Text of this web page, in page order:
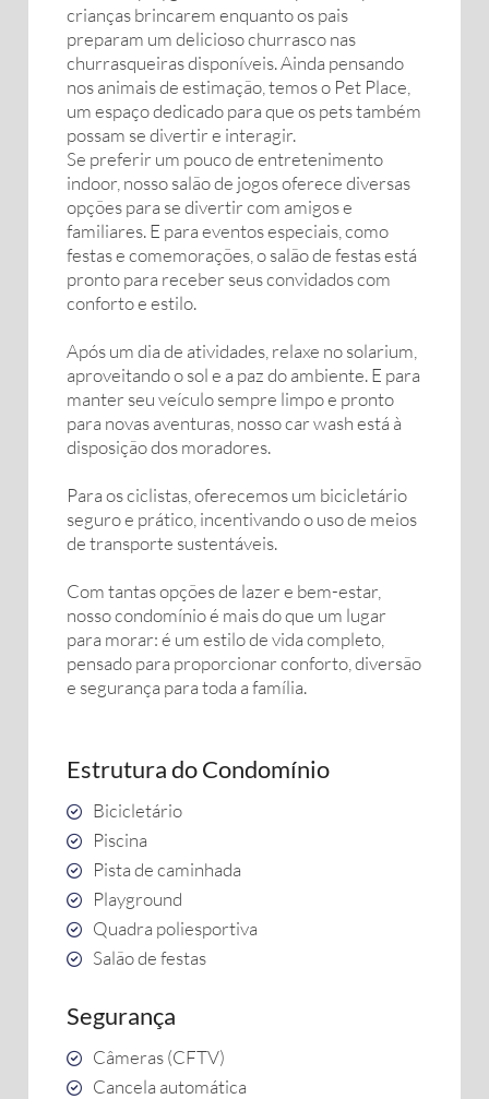
crianças brincarem enquanto os pais
preparam um delicioso churrasco nas
churrasqueiras disponíveis. Ainda pensando
nos animais de estimação, temos o Pet Place,
um espaço dedicado para que os pets também
possam se divertir e interagir.
Se preferir um pouco de entretenimento
indoor, nosso salão de jogos oferece diversas
opções para se divertir com amigos e
familiares. E para eventos especiais, como
festas e comemorações, o salão de festas está
pronto para receber seus convidados com
conforto e estilo.
Após um dia de atividades, relaxe no solarium,
aproveitando o sol e a paz do ambiente. E para
manter seu veículo sempre limpo e pronto
para novas aventuras, nosso car wash está à
disposição dos moradores.
Para os ciclistas, oferecemos um bicicletário
seguro e prático, incentivando o uso de meios
de transporte sustentáveis.
Com tantas opções de lazer e bem-estar,
nosso condomínio é mais do que um lugar
para morar: é um estilo de vida completo,
pensado para proporcionar conforto, diversão
e segurança para toda a família.
Estrutura do Condomínio
Bicicletário
Piscina
Pista de caminhada
Playground
Quadra poliesportiva
Salão de festas
Segurança
Câmeras (CFTV)
Cancela automática